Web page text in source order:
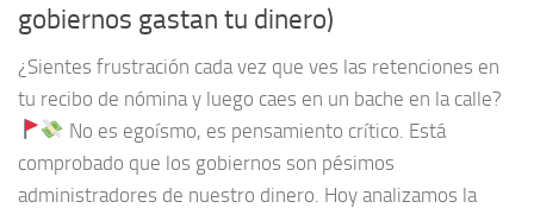
gobiernos gastan tu dinero)
¿Sientes frustración cada vez que ves las retenciones en
tu recibo de nómina y luego caes en un bache en la calle?
No es egoísmo, es pensamiento crítico. Está
comprobado que los gobiernos son pésimos
administradores de nuestro dinero. Hoy analizamos la